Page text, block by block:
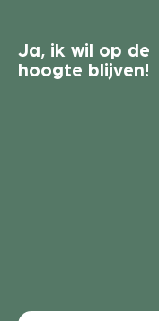
Ja, ik wil op de
hoogte blijven!